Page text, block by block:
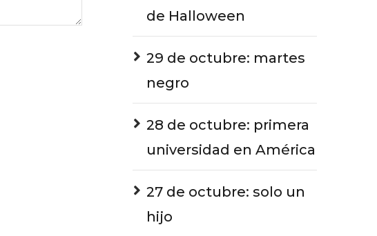
de Halloween
29 de octubre: martes
negro
28 de octubre: primera
universidad en América
27 de octubre: solo un
hijo